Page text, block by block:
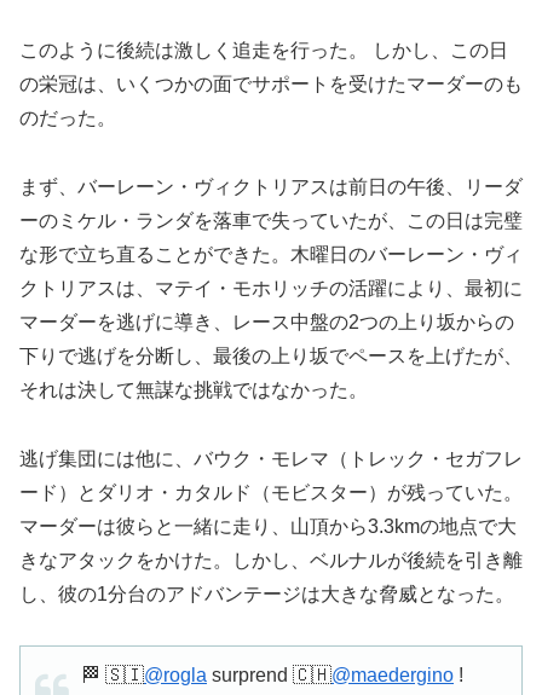
このように後続は激しく追走を行った。 しかし、この日
の栄冠は、いくつかの面でサポートを受けたマーダーのも
のだった。
まず、バーレーン・ヴィクトリアスは前日の午後、リーダ
ーのミケル・ランダを落車で失っていたが、この日は完璧
な形で立ち直ることができた。木曜日のバーレーン・ヴィ
クトリアスは、マテイ・モホリッチの活躍により、最初に
マーダーを逃げに導き、レース中盤の2つの上り坂からの
下りで逃げを分断し、最後の上り坂でペースを上げたが、
それは決して無謀な挑戦ではなかった。
逃げ集団には他に、バウク・モレマ（トレック・セガフレ
ード）とダリオ・カタルド（モビスター）が残っていた。
マーダーは彼らと一緒に走り、山頂から3.3kmの地点で大
きなアタックをかけた。しかし、ベルナルが後続を引き離
し、彼の1分台のアドバンテージは大きな脅威となった。
🏁 🇸🇮@rogla surprend 🇨🇭@maedergino !